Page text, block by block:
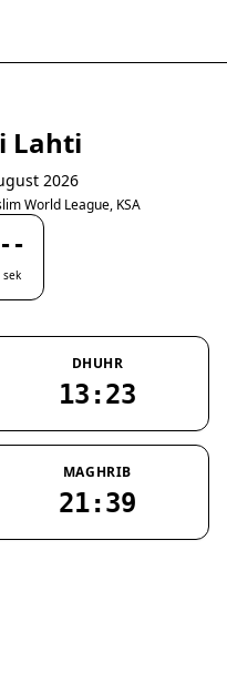
Lahti
2026
World League, KSA
--
sek
DHUHR
13:23
MAGHRIB
21:39